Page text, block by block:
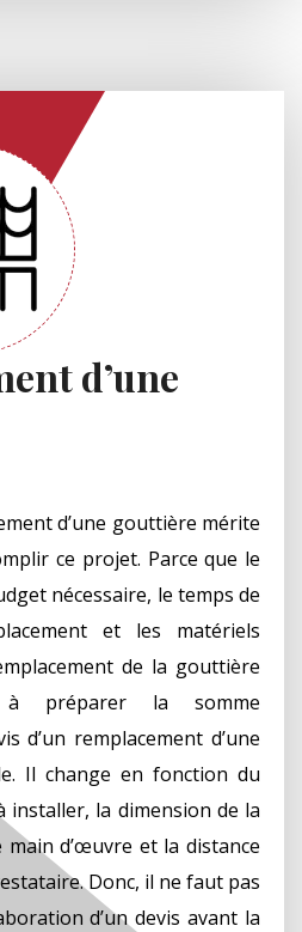
d’une
d’une gouttière mérite
ce projet. Parce que le
nécessaire, le temps de
et les matériels
de la gouttière
préparer la somme
d’un remplacement d’une
Il change en fonction du
la dimension de la
d’œuvre et la distance
Donc, il ne faut pas
d’un devis avant la